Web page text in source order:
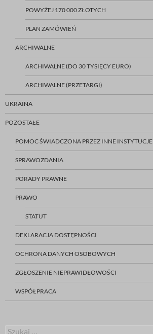
POWYŻEJ 170 000 ZŁOTYCH
PLAN ZAMÓWIEŃ
ARCHIWALNE
ARCHIWALNE (DO 30 TYSIĘCY EURO)
ARCHIWALNE (PRZETARGI)
UKRAINA
POZOSTAŁE
POMOC ŚWIADCZONA PRZEZ INNE INSTYTUCJE
SPRAWOZDANIA
PORADY PRAWNE
PRAWO
STATUT
DEKLARACJA DOSTĘPNOŚCI
OCHRONA DANYCH OSOBOWYCH
ZGŁOSZENIE NIEPRAWIDŁOWOŚCI
WSPÓŁPRACA
Szukaj: